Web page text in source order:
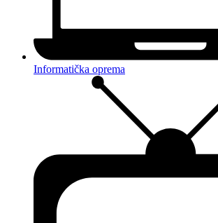
Informatička oprema